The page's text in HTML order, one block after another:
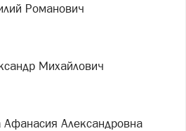
Романович
Михайлович
Афанасия Александровна